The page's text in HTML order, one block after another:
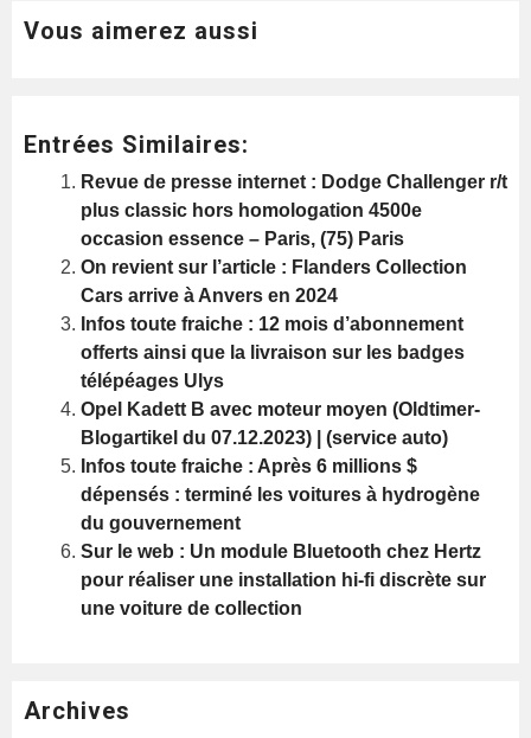
Vous aimerez aussi
Entrées Similaires:
Revue de presse internet : Dodge Challenger r/t
plus classic hors homologation 4500e
occasion essence – Paris, (75) Paris
On revient sur l’article : Flanders Collection
Cars arrive à Anvers en 2024
Infos toute fraiche : 12 mois d’abonnement
offerts ainsi que la livraison sur les badges
télépéages Ulys
Opel Kadett B avec moteur moyen (Oldtimer-
Blogartikel du 07.12.2023) | (service auto)
Infos toute fraiche : Après 6 millions $
dépensés : terminé les voitures à hydrogène
du gouvernement
Sur le web : Un module Bluetooth chez Hertz
pour réaliser une installation hi-fi discrète sur
une voiture de collection
Archives